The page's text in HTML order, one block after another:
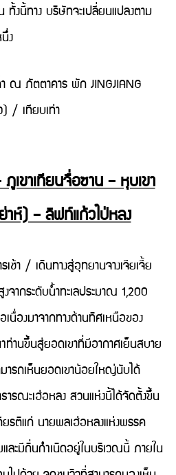
ทั้งนี้ทาง บริษัทจะเปลี่ยนแปลงตาม
ง
ตาคาร พัก JINGJIANG
) / เทียบเท่า
เขาเทียนจื่อซาน – หุบเขา
าห์) – ลิฟท์แก้วไป่หลง
เดินทางสู่อุทยานจางเจียเจี้ย
ากระดับน้ำทะเลประมาณ 1,200
นื่องมาจากทางด้านทิศเหนือของ
ท่านขึ้นสู่ยอดเขาที่มีอากาศเย็นสบาย
ารถเห็นยอดเขาน้อยใหญ่นับได้
รณะเฮ่อหลง สวนแห่งนี้ได้จัดตั้งขึ้น
รติแก่ นายพลเฮ่อหลงแห่งพรรค
ละมีถิ่นกำเนิดอยู่ในบริเวณนี้ ภายใน